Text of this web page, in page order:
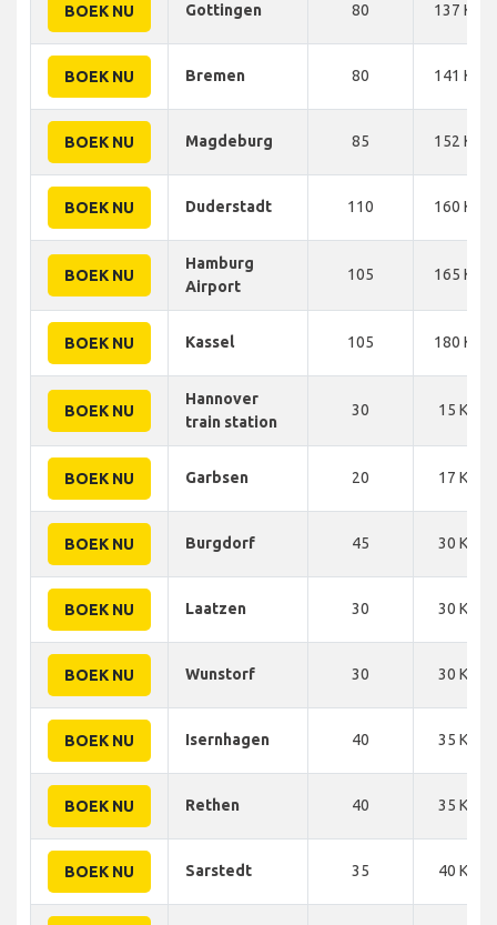
BOEK NU Gottingen 80 137 KM
BOEK NU Bremen 80 141 KM
BOEK NU Magdeburg 85 152 KM
BOEK NU Duderstadt 110 160 KM
BOEK NU
Hamburg
Airport
105 165 KM
BOEK NU Kassel 105 180 KM
BOEK NU
Hannover
train station
30 15 KM
BOEK NU Garbsen 20 17 KM
BOEK NU Burgdorf 45 30 KM
BOEK NU Laatzen 30 30 KM
BOEK NU Wunstorf 30 30 KM
BOEK NU Isernhagen 40 35 KM
BOEK NU Rethen 40 35 KM
BOEK NU Sarstedt 35 40 KM